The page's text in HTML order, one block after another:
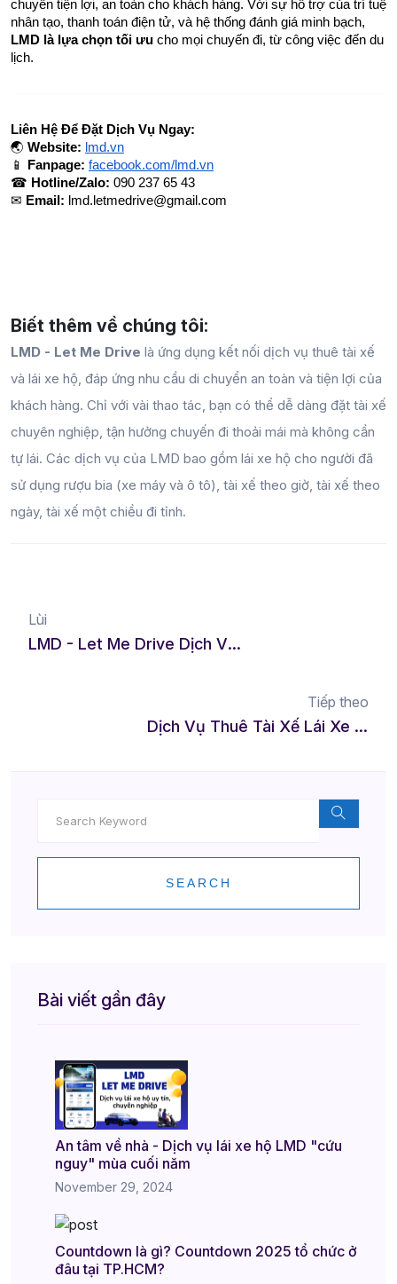
chuyển tiện lợi, an toàn cho khách hàng. Với sự hỗ trợ của trí tuệ
LMD là lựa chọn tối ưu cho mọi chuyến đi, từ công việc đến du
lịch.
Liên Hệ Để Đặt Dịch Vụ Ngay:
🌏 Website: lmd.vn
📱
Fanpage: facebook.com/lmd.vn
☎ Hotline/Zalo: 090 237 65 43
✉ Email: lmd.letmedrive@gmail.com
Biết thêm về chúng tôi:
LMD - Let Me Drive là ứng dụng kết nối dịch vụ thuê tài xế
và lái xe hộ, đáp ứng nhu cầu di chuyển an toàn và tiện lợi của
khách hàng. Chỉ với vài thao tác, bạn có thể dễ dàng đặt tài xế
chuyên nghiệp, tận hưởng chuyến đi thoải mái mà không cần
tự lái. Các dịch vụ của LMD bao gồm lái xe hộ cho người đã
sử dụng rượu bia (xe máy và ô tô), tài xế theo giờ, tài xế theo
ngày, tài xế một chiều đi tỉnh.
Lùi
LMD - Let Me Drive Dịch Vụ Tài Xế Cá Nhân Hóa Cho Từng Nhu Cầu Khác Nhau
Tiếp theo
Dịch Vụ Thuê Tài Xế Lái Xe Hộ Tại Gia Lai - Giải Pháp Cho Mọi Nhu Cầu Di Chuyển
SEARCH
Bài viết gần đây
An tâm về nhà - Dịch vụ lái xe hộ LMD "cứu
nguy" mùa cuối năm
November 29, 2024
Countdown là gì? Countdown 2025 tổ chức ở
đâu tại TP.HCM?